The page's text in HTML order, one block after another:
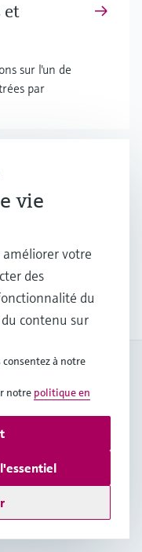
et
sur l'un de
par
des
produits à l'aide
avec un compte My
vie
améliorer votre
des
du
contenu sur
à notre
notre politique en